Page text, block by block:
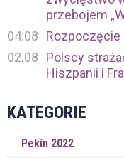
przebojem
04.08
Rozpoczęcie
02.08
Polscy
Hiszpanii i
KATEGORIE
Pekin 2022